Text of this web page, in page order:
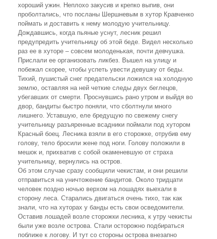
хороший ужин. Неплохо закусив и крепко выпив, они
проболтались, что посланы Шершневым в хутор Кравченко
поймать и доставить к нему молодую учительницу.
Дождавшись, когда пьяные уснут, лесник решил
предупредить учительницу об этой беде. Видел несколько
раз ее в хуторе – совсем молоденькая, почти девчушка.
Прислали ее организовать ликбез. Вышел на улицу и
побежал скорее, чтобы успеть увести девушку от беды.
Тихий, пушистый снег предательски ложился на холодную
землю, оставляя на ней четкие следы двух беглецов,
убегавших от смерти. Проснувшись рано утром и выйдя во
двор, бандиты быстро поняли, что сболтнули много
лишнего. Уставшую, еле бредущую по свежему снегу
учительницу разъяренные всадники поймали под хутором
Красный боец. Лесника взяли в его сторожке, отрубив ему
голову, тело бросили жене под ноги. Голову положили в
мешок и, прихватив с собой окаменевшую от страха
учительницу, вернулись на остров.
Об этом случае сразу сообщили чекистам, и они решили
отправиться на уничтожение бандитов. Около тридцати
человек поздно ночью верхом на лошадях выехали в
сторону леса. Старались двигаться очень тихо, так как
знали, что на хуторах у банды есть свои осведомители.
Оставив лошадей возле сторожки лесника, к утру чекисты
были уже возле острова. Стали осторожно подбираться
поближе к логову. И тут со стороны острова внезапно